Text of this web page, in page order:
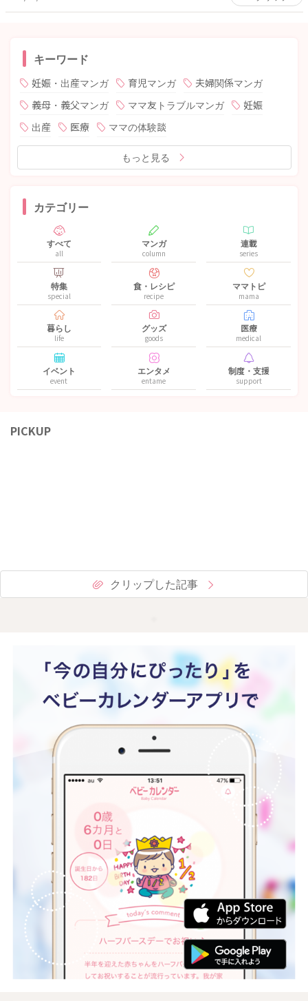
キーワード
妊娠・出産マンガ 育児マンガ
夫婦関係マンガ
義母・義父マンガ
ママ友トラブルマンガ
妊娠
出産
医療 ママの体験談
もっと見る
カテゴリー
すべて
all
マンガ
column
連載
series
特集
special
食・レシピ
recipe
ママトピ
mama
暮らし
life
グッズ
goods
医療
medical
イベント
event
エンタメ
entame
制度・支援
support
PICKUP
クリップした記事